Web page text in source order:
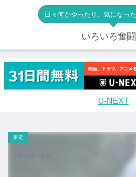
日々何かやったり、気になっ
いろいろ奮
U-NEXT
家電